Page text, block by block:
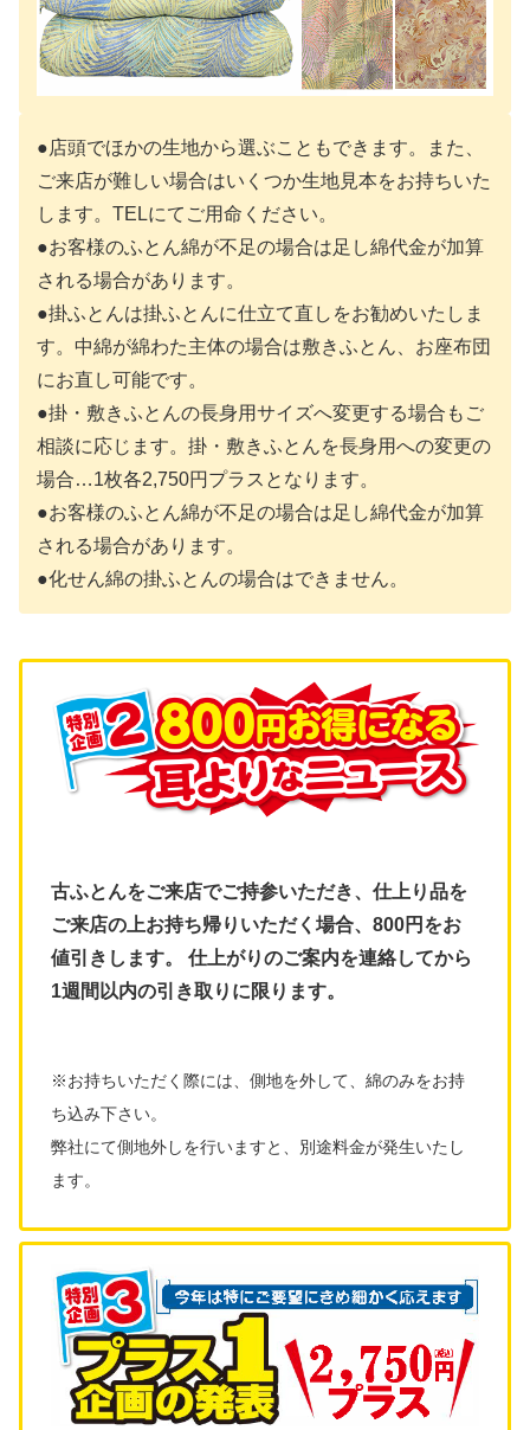
●店頭でほかの生地から選ぶこともできます。また、
ご来店が難しい場合はいくつか生地見本をお持ちいた
します。TELにてご用命ください。
●お客様のふとん綿が不足の場合は足し綿代金が加算
される場合があります。
●掛ふとんは掛ふとんに仕立て直しをお勧めいたしま
す。中綿が綿わた主体の場合は敷きふとん、お座布団
にお直し可能です。
●掛・敷きふとんの長身用サイズへ変更する場合もご
相談に応じます。掛・敷きふとんを長身用への変更の
場合…1枚各2,750円プラスとなります。
●お客様のふとん綿が不足の場合は足し綿代金が加算
される場合があります。
●化せん綿の掛ふとんの場合はできません。
古ふとんをご来店でご持参いただき、仕上り品を
ご来店の上お持ち帰りいただく場合、800円をお
値引きします。 仕上がりのご案内を連絡してから
1週間以内の引き取りに限ります。
※お持ちいただく際には、側地を外して、綿のみをお持
ち込み下さい。
弊社にて側地外しを行いますと、別途料金が発生いたし
ます。